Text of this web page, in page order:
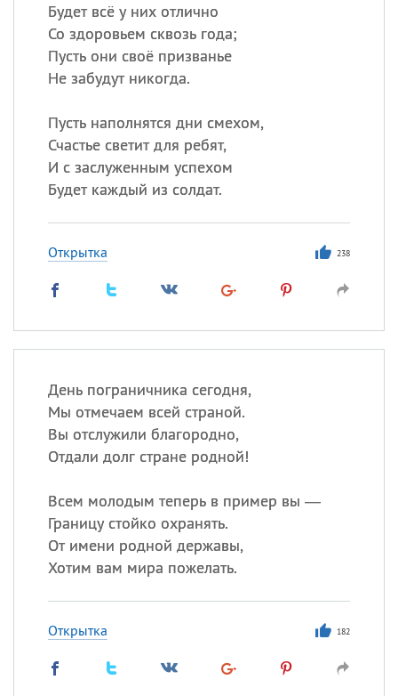
Будет всё у них отлично
Со здоровьем сквозь года;
Пусть они своё призванье
Не забудут никогда.
Пусть наполнятся дни смехом,
Счастье светит для ребят,
И с заслуженным успехом
Будет каждый из солдат.
Открытка 238
День пограничника сегодня,
Мы отмечаем всей страной.
Вы отслужили благородно,
Отдали долг стране родной!
Всем молодым теперь в пример вы —
Границу стойко охранять.
От имени родной державы,
Хотим вам мира пожелать.
Открытка 182